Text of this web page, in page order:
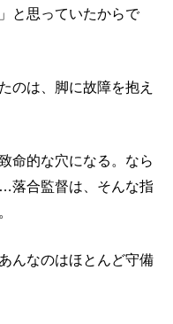
と思っていたからで
のは、脚に故障を抱え
命的な穴になる。なら
落合監督は、そんな指
んなのはほとんど守備